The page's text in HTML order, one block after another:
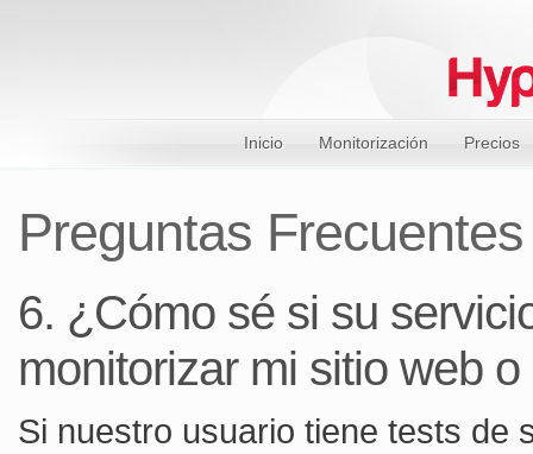
Inicio Monitorización Precios
Preguntas
6. ¿Cómo sé si su
monitorizar mi sitio web
Si nuestro usuario tiene tests de